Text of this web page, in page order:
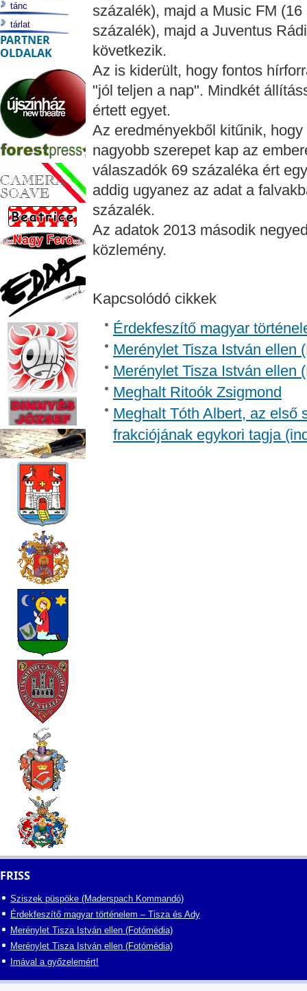
százalék), majd a Music FM
százalék), majd a Juventus
következik.
Az is kiderült, hogy fontos
"jól teljen a nap". Mindkét
értett egyet.
Az eredményekből kitűnik,
nagyobb szerepet kap az
válaszadók 69 százaléka ért
addig ugyanez az adat a
százalék.
Az adatok 2013 második
közlemény.
Kapcsolódó cikkek
Érdekfeszítő magyar
Merénylet Tisza István ellen
Merénylet Tisza István ellen
Meghalt Ritoók Zsigmond
Meghalt Tóth Albert, az első
frakciójának egykori tagja
tánc
tárlat
PARTNER
OLDALAK
FRISS
Sziszek püspöke (Maderspach Kommandó)
Érdekfeszítő magyar történelem – Tisza és Ady
Merénylet Tisza István ellen (Fotómédia)
Merénylet Tisza István ellen (Fotómédia)
Imával a győzelemért!